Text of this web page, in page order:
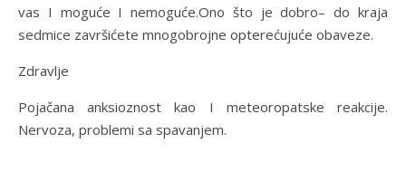
vas I moguće I nemoguće.Ono što je dobro– do kraja
sedmice završićete mnogobrojne opterećujuće obaveze.
Zdravlje
Pojačana anksioznost kao I meteoropatske reakcije.
Nervoza, problemi sa spavanjem.